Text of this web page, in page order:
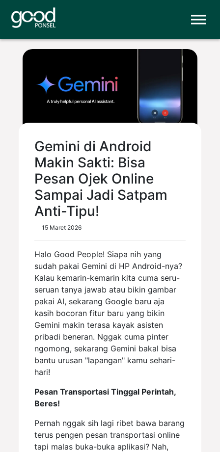
Gemini di Android
Makin Sakti: Bisa
Pesan Ojek Online
Sampai Jadi Satpam
Anti-Tipu!
15 Maret 2026
Halo Good People! Siapa nih yang
sudah pakai Gemini di HP Android-nya?
Kalau kemarin-kemarin kita cuma seru-
seruan tanya jawab atau bikin gambar
pakai AI, sekarang Google baru aja
kasih bocoran fitur baru yang bikin
Gemini makin terasa kayak asisten
pribadi beneran. Nggak cuma pinter
ngomong, sekarang Gemini bakal bisa
bantu urusan "lapangan" kamu sehari-
hari!
Pesan Transportasi Tinggal Perintah,
Beres!
Pernah nggak sih lagi ribet bawa barang
terus pengen pesan transportasi online
tapi malas buka-buka aplikasi? Nah,